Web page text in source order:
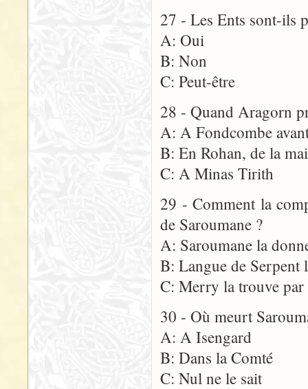
27 - Les Ents sont-ils
A: Oui
B: Non
C: Peut-être
28 - Quand Aragorn
A: A Fondcombe
B: En Rohan, de la
C: A Minas Tirith
29 - Comment la
de Saroumane ?
A: Saroumane la
B: Langue de Serpent
C: Merry la trouve par
30 - Où meurt
A: A Isengard
B: Dans la Comté
C: Nul ne le sait